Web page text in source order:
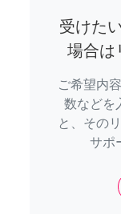
受けた
場合は
ご希望内
数などを
と、その
サポ